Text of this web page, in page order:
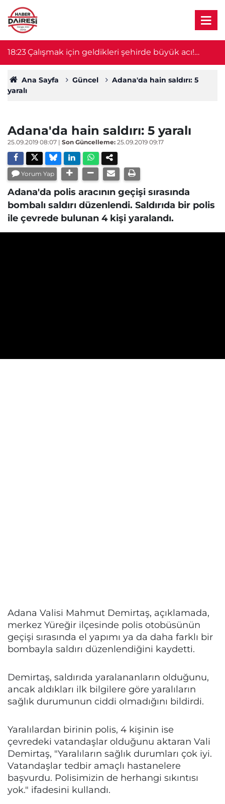
18:23Çalışmak için geldikleri şehirde büyük acı!
Ağabey öldü, 14 yaşındaki kardeşin durumu
ağır
Ana Sayfa Güncel
Adana'da hain saldırı: 5
yaralı
Adana'da hain saldırı: 5 yaralı
25.09.2019 08:07 | Son Güncelleme: 25.09.2019 09:17
Yorum Yap
Adana'da polis aracının geçişi sırasında
bombalı saldırı düzenlendi. Saldırıda bir polis
ile çevrede bulunan 4 kişi yaralandı.
Adana Valisi Mahmut Demirtaş, açıklamada,
merkez Yüreğir ilçesinde polis otobüsünün
geçişi sırasında el yapımı ya da daha farklı bir
bombayla saldırı düzenlendiğini kaydetti.
Demirtaş, saldırıda yaralananların olduğunu,
ancak aldıkları ilk bilgilere göre yaralıların
sağlık durumunun ciddi olmadığını bildirdi.
Yaralılardan birinin polis, 4 kişinin ise
çevredeki vatandaşlar olduğunu aktaran Vali
Demirtaş, "Yaralıların sağlık durumları çok iyi.
Vatandaşlar tedbir amaçlı hastanelere
başvurdu. Polisimizin de herhangi sıkıntısı
yok." ifadesini kullandı.